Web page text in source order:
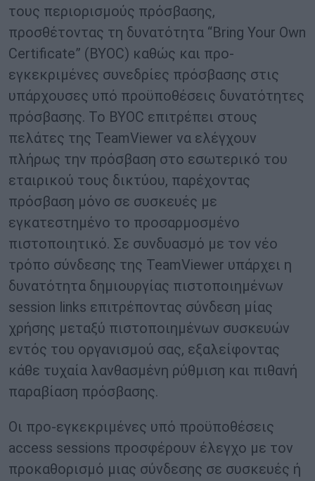
τους περιορισμούς πρόσβασης,
προσθέτοντας τη δυνατότητα “Bring Your Own
Certificate” (BYOC) καθώς και προ-
εγκεκριμένες συνεδρίες πρόσβασης στις
υπάρχουσες υπό προϋποθέσεις δυνατότητες
πρόσβασης. Το BYOC επιτρέπει στους
πελάτες της TeamViewer να ελέγχουν
πλήρως την πρόσβαση στο εσωτερικό του
εταιρικού τους δικτύου, παρέχοντας
πρόσβαση μόνο σε συσκευές με
εγκατεστημένο το προσαρμοσμένο
πιστοποιητικό. Σε συνδυασμό με τον νέο
τρόπο σύνδεσης της TeamViewer υπάρχει η
δυνατότητα δημιουργίας πιστοποιημένων
session links επιτρέποντας σύνδεση μίας
χρήσης μεταξύ πιστοποιημένων συσκευών
εντός του οργανισμού σας, εξαλείφοντας
κάθε τυχαία λανθασμένη ρύθμιση και πιθανή
παραβίαση πρόσβασης.
Οι προ-εγκεκριμένες υπό προϋποθέσεις
access sessions προσφέρουν έλεγχο με τον
προκαθορισμό μιας σύνδεσης σε συσκευές ή